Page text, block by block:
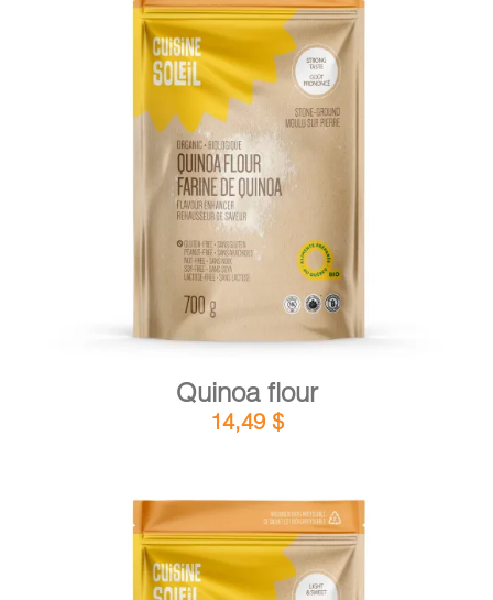
CART
FR
ADD TO CART / DETAILS
Quinoa flour
14,49 $